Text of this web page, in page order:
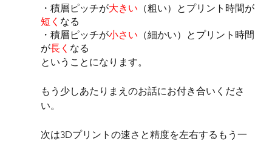
・積層ピッチが大きい （粗い）とプリント時間が
短く なる
・積層ピッチが小さい （細かい）とプリント時間
が長く なる
ということになります。
もう少しあたりまえのお話にお付き合いくださ
い。
次は3Dプリントの速さと精度を左右するもう一